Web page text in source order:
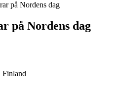
på Nordens dag
på Nordens dag
Finland